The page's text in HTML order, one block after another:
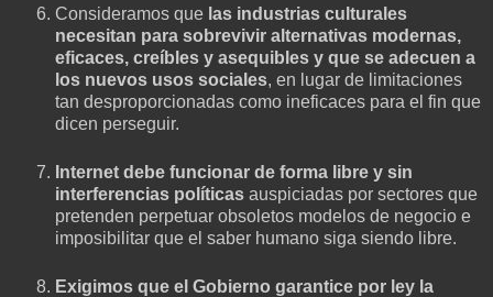
Consideramos que las industrias culturales
necesitan para sobrevivir alternativas modernas,
eficaces, creíbles y asequibles y que se adecuen a
los nuevos usos sociales, en lugar de limitaciones
tan desproporcionadas como ineficaces para el fin que
dicen perseguir.
Internet debe funcionar de forma libre y sin
interferencias políticas auspiciadas por sectores que
pretenden perpetuar obsoletos modelos de negocio e
imposibilitar que el saber humano siga siendo libre.
Exigimos que el Gobierno garantice por ley la